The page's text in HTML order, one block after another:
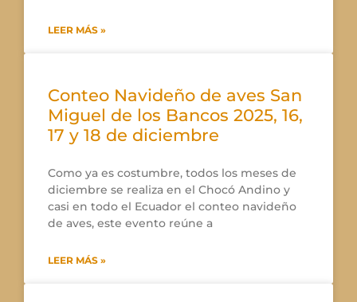
LEER MÁS »
Conteo Navideño de aves San
Miguel de los Bancos 2025, 16,
17 y 18 de diciembre
Como ya es costumbre, todos los meses de
diciembre se realiza en el Chocó Andino y
casi en todo el Ecuador el conteo navideño
de aves, este evento reúne a
LEER MÁS »